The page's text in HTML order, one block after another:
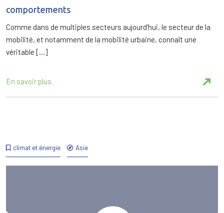
comportements
Comme dans de multiples secteurs aujourd’hui, le secteur de la
mobilité, et notamment de la mobilité urbaine, connaît une
véritable […]
En savoir plus
climat et énergie Asie